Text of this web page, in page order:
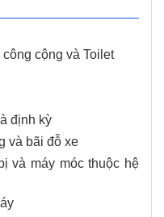
cộng và Toilet
định kỳ
và bãi đỗ xe
và máy móc thuộc hệ